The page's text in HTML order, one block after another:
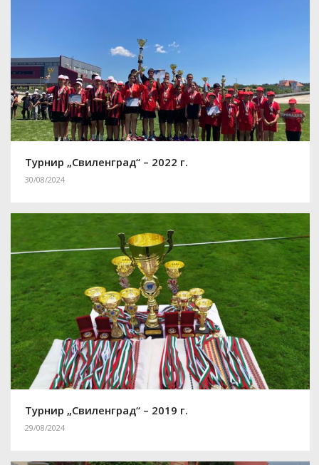
Турнир „Свиленград“ – 2022 г.
30/08/2024
Турнир „Свиленград“ – 2019 г.
29/08/2024